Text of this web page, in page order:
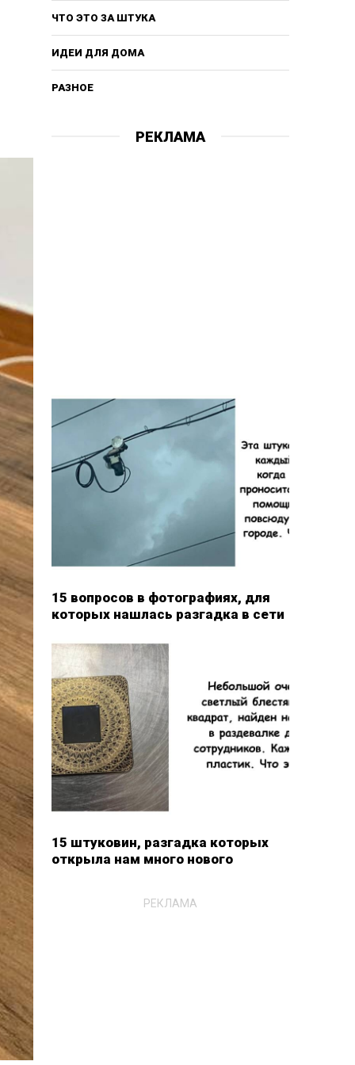
ЧТО ЭТО ЗА ШТУКА
ИДЕИ ДЛЯ ДОМА
РАЗНОЕ
РЕКЛАМА
15 вопросов в фотографиях, для
которых нашлась разгадка в сети
15 штуковин, разгадка которых
открыла нам много нового
РЕКЛАМА